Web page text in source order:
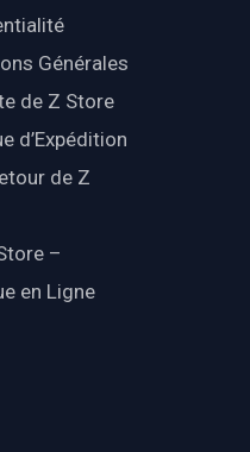
Générales
de Z Store
d’Expédition
de Z
–
en Ligne